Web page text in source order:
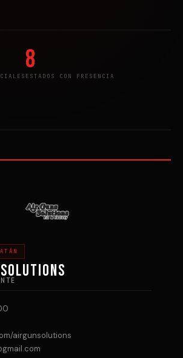
8
ESTADOS CON PRESENCIA
airgunsolutions